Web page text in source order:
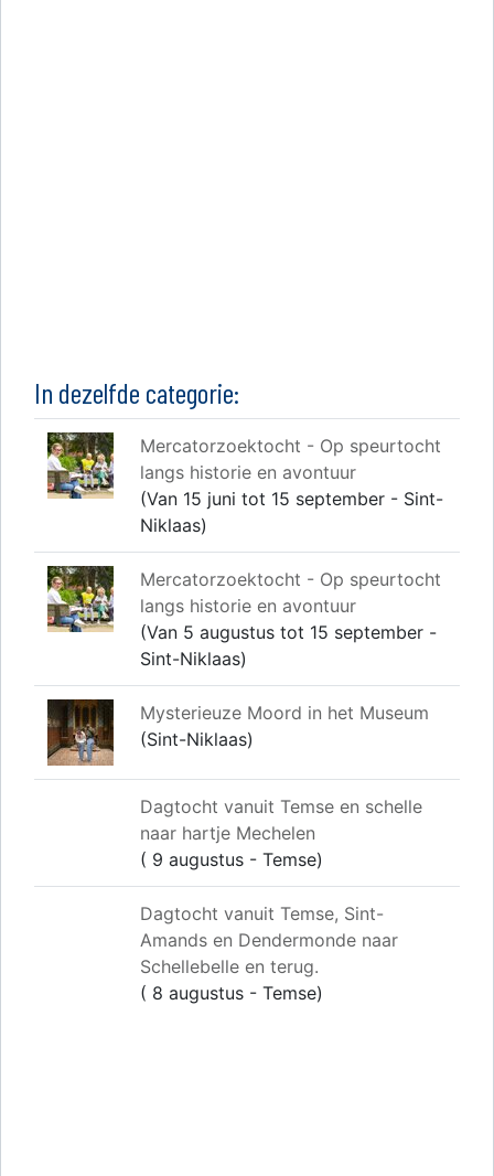
In dezelfde categorie:
Mercatorzoektocht - Op speurtocht
langs historie en avontuur
(Van 15 juni tot 15 september - Sint-
Niklaas)
Mercatorzoektocht - Op speurtocht
langs historie en avontuur
(Van 5 augustus tot 15 september -
Sint-Niklaas)
Mysterieuze Moord in het Museum
(Sint-Niklaas)
Dagtocht vanuit Temse en schelle
naar hartje Mechelen
( 9 augustus - Temse)
Dagtocht vanuit Temse, Sint-
Amands en Dendermonde naar
Schellebelle en terug.
( 8 augustus - Temse)